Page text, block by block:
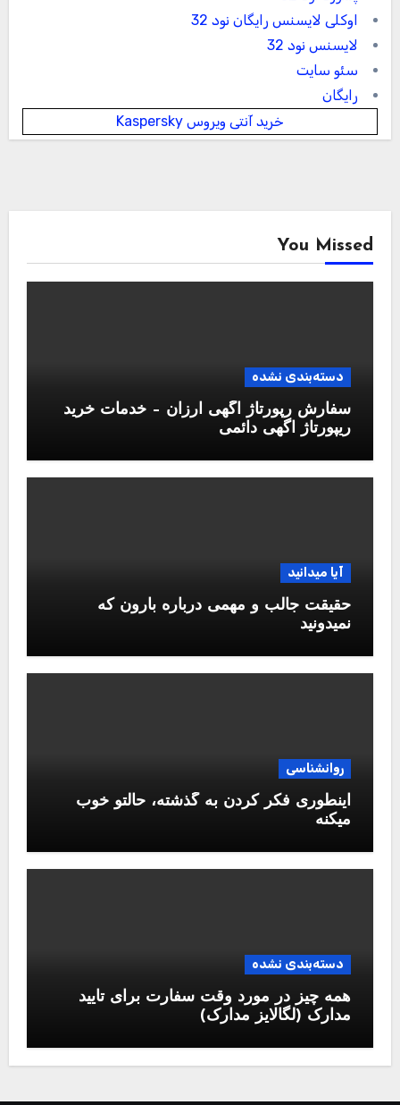
اوکلی لایسنس رایگان نود 32
لایسنس نود 32
سئو سایت
رایگان
خرید آنتی ویروس Kaspersky
You Missed
دسته‌بندی نشده
سفارش رپورتاژ آگهی ارزان – خدمات خرید
ریپورتاژ اگهی دائمی
آیا میدانید
حقیقت جالب و مهمی درباره بارون که
نمیدونید
روانشناسی
اینطوری فکر کردن به گذشته، حالتو خوب
میکنه
دسته‌بندی نشده
همه چیز در مورد وقت سفارت برای تایید
مدارک (لگالایز مدارک)